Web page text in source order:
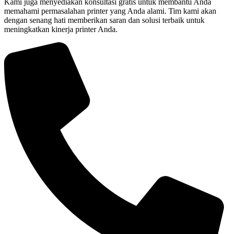
Kami juga menyediakan konsultasi gratis untuk membantu Anda
memahami permasalahan printer yang Anda alami. Tim kami akan
dengan senang hati memberikan saran dan solusi terbaik untuk
meningkatkan kinerja printer Anda.